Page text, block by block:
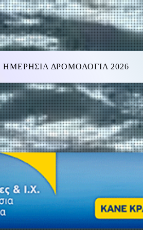
ΗΜΕΡΗΣΙΑ ΔΡΟΜΟΛΟΓΙΑ 2026